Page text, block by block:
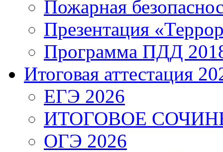
Пожарная
Презентация
Программа ПДД
Итоговая аттестация
ЕГЭ 2026
ИТОГОВОЕ
ОГЭ 2026